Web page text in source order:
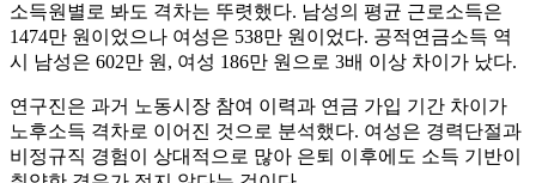
소득원별로 봐도 격차는 뚜렷했다. 남성의 평균 근로소득은
1474만 원이었으나 여성은 538만 원이었다. 공적연금소득 역
시 남성은 602만 원, 여성 186만 원으로 3배 이상 차이가 났다.
연구진은 과거 노동시장 참여 이력과 연금 가입 기간 차이가
노후소득 격차로 이어진 것으로 분석했다. 여성은 경력단절과
비정규직 경험이 상대적으로 많아 은퇴 이후에도 소득 기반이